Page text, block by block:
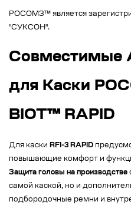
РОСОМЗ™ является
"СУКСОН".
Совместимые
для Каски
BIOT™ RAPID
Для каски RFI-3 RAPID
повышающие комфорт и
Защита головы на производстве
самой каской, но и
подбородочные ремни и